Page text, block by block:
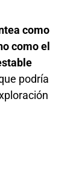
como
como el
podría